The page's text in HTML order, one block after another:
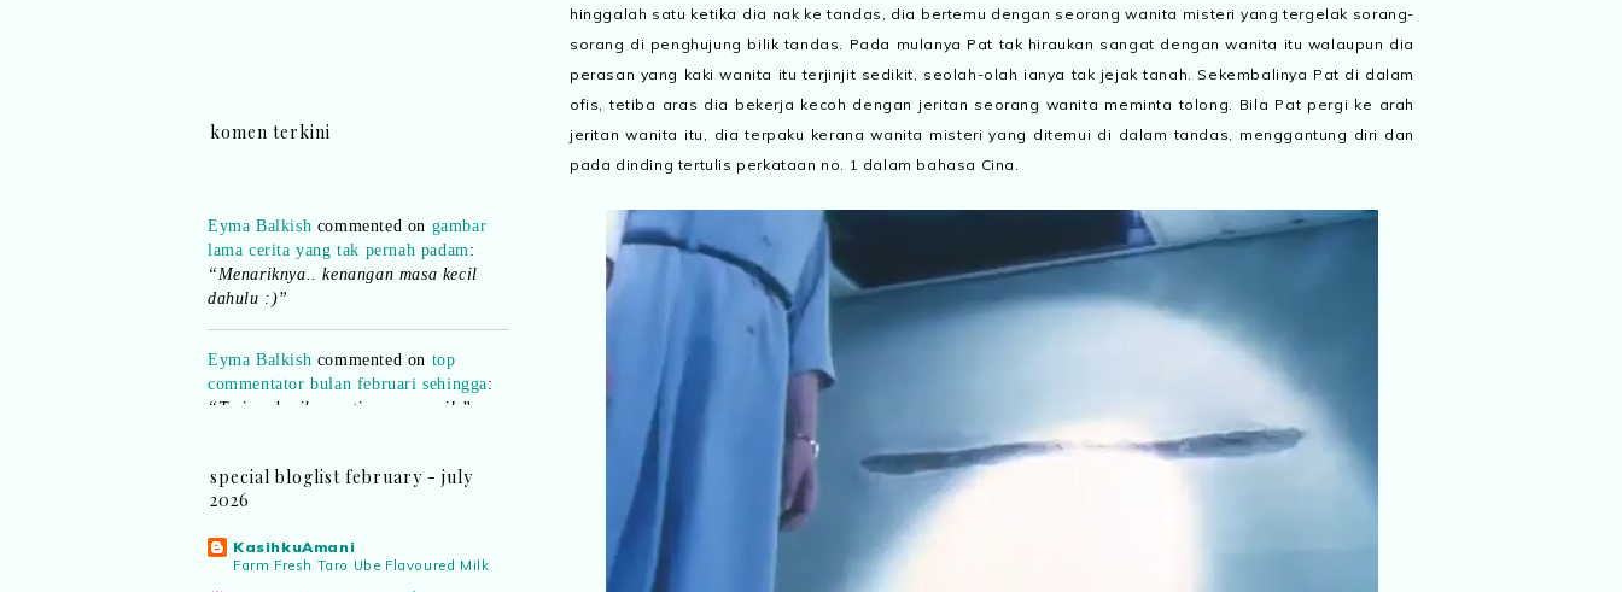
hinggalah satu ketika dia nak ke tandas, dia bertemu dengan seorang wanita misteri yang tergelak sorang-
sorang di penghujung bilik tandas. Pada mulanya Pat tak hiraukan sangat dengan wanita itu walaupun dia
perasan yang kaki wanita itu terjinjit sedikit, seolah-olah ianya tak jejak tanah. Sekembalinya Pat di dalam
ofis, tetiba aras dia bekerja kecoh dengan jeritan seorang wanita meminta tolong. Bila Pat pergi ke arah
jeritan wanita itu, dia terpaku kerana wanita misteri yang ditemui di dalam tandas, menggantung diri dan
pada dinding tertulis perkataan no. 1 dalam bahasa Cina.
komen terkini
“Menariknya.. kenangan masa kecil
dahulu :)”
Eyma Balkish
commentator bulan februari sehingga:
“Terima kasih..nanti saya e-mail ”
“Ada.. pemenang bulan Februari..
boleh emel details kepada saya..”
Eyma Balkishcommented on
special bloglist february - july
2026
KasihkuAmani
Farm Fresh Taro Ube Flavoured Milk